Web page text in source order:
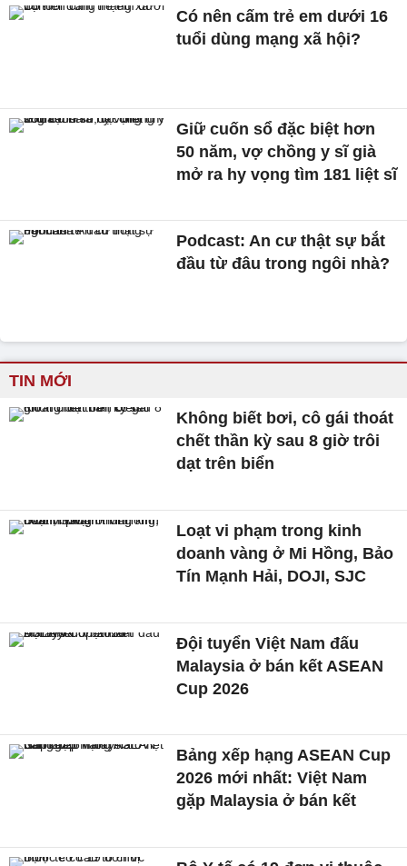
Có nên cấm trẻ em dưới 16
tuổi dùng mạng xã hội?
Giữ cuốn sổ đặc biệt hơn
50 năm, vợ chồng y sĩ già
mở ra hy vọng tìm 181 liệt sĩ
Podcast: An cư thật sự bắt
đầu từ đâu trong ngôi nhà?
TIN MỚI
Không biết bơi, cô gái thoát
chết thần kỳ sau 8 giờ trôi
dạt trên biển
Loạt vi phạm trong kinh
doanh vàng ở Mi Hồng, Bảo
Tín Mạnh Hải, DOJI, SJC
Đội tuyển Việt Nam đấu
Malaysia ở bán kết ASEAN
Cup 2026
Bảng xếp hạng ASEAN Cup
2026 mới nhất: Việt Nam
gặp Malaysia ở bán kết